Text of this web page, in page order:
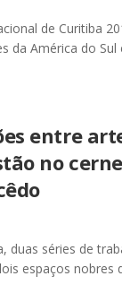
de Curitiba
da América do Sul
entre
no
duas séries de
espaços nobres